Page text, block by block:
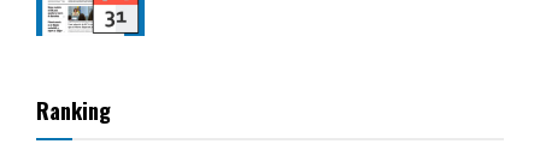
Ranking